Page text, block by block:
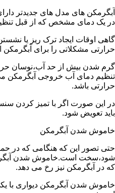
آبگرمکن های مدل های جدیدتر
در یک دمای مشخص که از قبل
گاهی اوقات ایجاد ترک ریز یا
حرارتی مشکلاتی را برای آبگرمکن
گرم شدن بیش از حد آب،نوسان
تنظیم دمای آب خروجی آبگرمکن
حرارتی باشد.
در این صورت اگر با تمیز کردن
باید تعویض شود.
خاموش شدن آبگرمکن
حتی تصور این که هنگامی که در
شود،سخت است.خاموش شدن
که در آبگرمکن نیز رخ می دهد.
خاموش شدن آبگرمکن دیواری با